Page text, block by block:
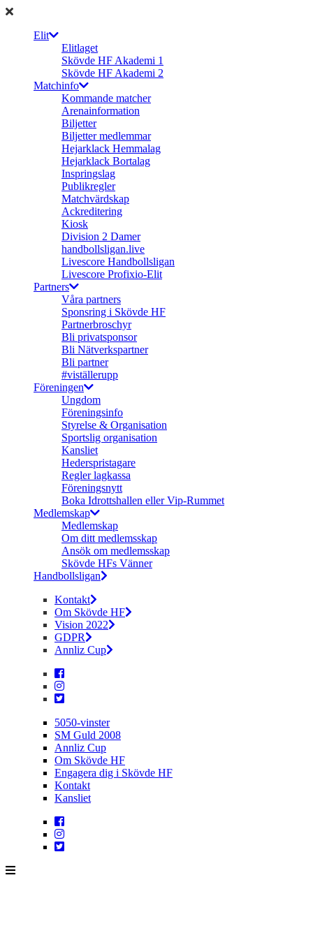
Elit
Elitlaget
Skövde HF Akademi 1
Skövde HF Akademi 2
Matchinfo
Kommande matcher
Arenainformation
Biljetter
Biljetter medlemmar
Hejarklack Hemmalag
Hejarklack Bortalag
Inspringslag
Publikregler
Matchvärdskap
Ackreditering
Kiosk
Division 2 Damer
handbollsligan.live
Livescore Handbollsligan
Livescore Profixio-Elit
Partners
Våra partners
Sponsring i Skövde HF
Partnerbroschyr
Bli privatsponsor
Bli Nätverkspartner
Bli partner
#viställerupp
Föreningen
Ungdom
Föreningsinfo
Styrelse & Organisation
Sportslig organisation
Kansliet
Hederspristagare
Regler lagkassa
Föreningsnytt
Boka Idrottshallen eller Vip-Rummet
Medlemskap
Medlemskap
Om ditt medlemsskap
Ansök om medlemsskap
Skövde HFs Vänner
Handbollsligan
Kontakt
Om Skövde HF
Vision 2022
GDPR
Annliz Cup
5050-vinster
SM Guld 2008
Annliz Cup
Om Skövde HF
Engagera dig i Skövde HF
Kontakt
Kansliet